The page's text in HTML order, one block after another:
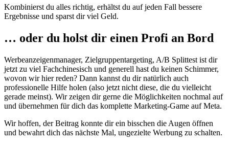
Kombinierst du alles richtig, erhältst du auf jeden Fall bessere
Ergebnisse und sparst dir viel Geld.
… oder du holst dir einen Profi an Bord
Werbeanzeigenmanager, Zielgruppentargeting, A/B Splittest ist dir
jetzt zu viel Fachchinesisch und generell hast du keinen Schimmer,
wovon wir hier reden? Dann kannst du dir natürlich auch
professionelle Hilfe holen (also jetzt nicht diese, die du vielleicht
gerade meinst). Wir zeigen dir gerne die Möglichkeiten nochmal auf
und übernehmen für dich das komplette Marketing-Game auf Meta.
Wir hoffen, der Beitrag konnte dir ein bisschen die Augen öffnen
und bewahrt dich das nächste Mal, ungezielte Werbung zu schalten.